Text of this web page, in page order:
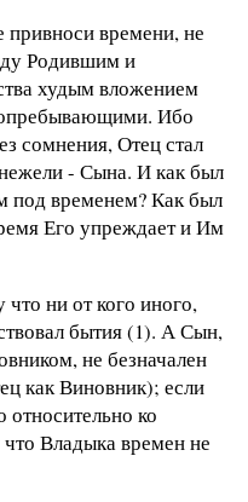
времени, не
Родившим и
худым вложением
Ибо
сомнения, Отец стал
- Сына. И как был
под временем? Как был
Его упреждает и Им
ни от кого иного,
бытия (1). А Сын,
не безначален
как Виновник); если
ко
Владыка времен не